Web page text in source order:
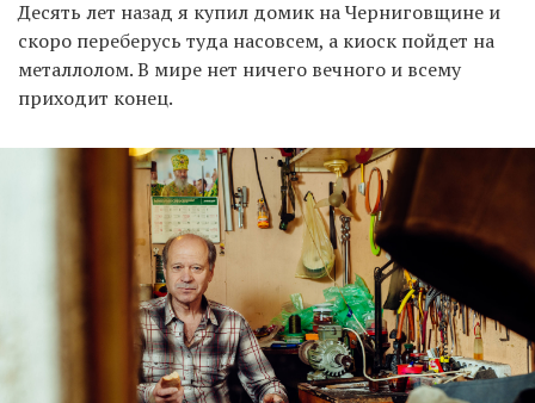
Десять лет назад я купил домик на Черниговщине и
скоро переберусь туда насовсем, а киоск пойдет на
металлолом. В мире нет ничего вечного и всему
приходит конец.